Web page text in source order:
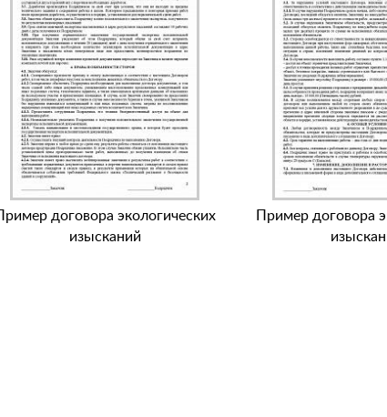
Пример договора экологических
изысканий
Пример договора